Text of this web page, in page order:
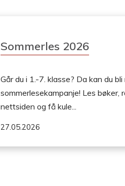
27.05.2026
Sommerles 2026
Går du i 1.-7. klasse? Da kan du
sommerlesekampanje! Les bøker,
nettsiden og få kule...